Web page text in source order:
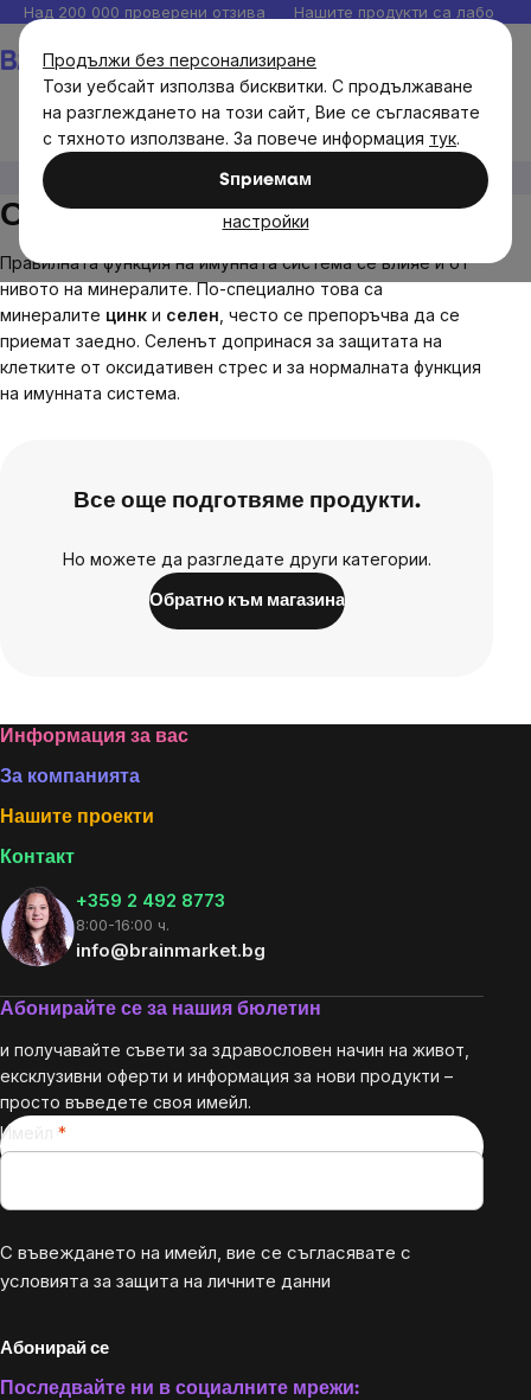
Продължи без персонализиране
Този уебсайт използва бисквитки. С продължаване
на разглеждането на този сайт, Вие се съгласявате
с тяхното използване. За повече информация тук.
Sпpиeмaм
настройки
Прескочи
към
съдържанието
Над 200 000 проверени отзива Нашите продукти са
Селен
Селен
Правилната функция на имунната система се влияе и от
нивото на минералите.По-специално това са
минералите цинк и селен , често се препоръчва да се
приемат заедно. Селенът допринася за защитата на
клетките от оксидативен стрес и за нормалната функция
на имунната система.
Все още подготвяме продукти.
Но можете да разгледате други категории.
Обратно към магазина
Footer
Информация за вас
За компанията
Нашите проекти
Контакт
+359 2 492 8773
8:00-16:00 ч.
info@brainmarket.bg
Абонирайте се за нашия бюлетин
и получавайте съвети за здравословен начин на живот,
ексклузивни оферти и информация за нови продукти –
просто въведете своя имейл.
Имейл
С въвеждането на имейл, вие се съгласявате с
условията за защита на личните данни
Абонирай се
Последвайте ни в социалните мрежи: